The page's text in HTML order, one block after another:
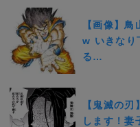
【画像】
w いきなり
る…
【鬼滅の
します！